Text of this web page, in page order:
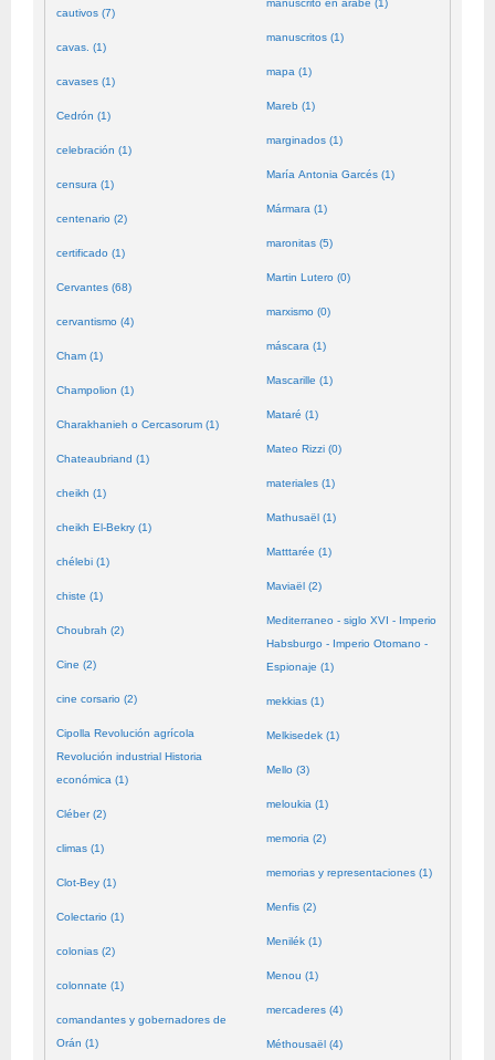
cautivos (7)
cavas. (1)
cavases (1)
Cedrón (1)
celebración (1)
censura (1)
centenario (2)
certificado (1)
Cervantes (68)
cervantismo (4)
Cham (1)
Champolion (1)
Charakhanieh o Cercasorum (1)
Chateaubriand (1)
cheikh (1)
cheikh El-Bekry (1)
chélebi (1)
chiste (1)
Choubrah (2)
Cine (2)
cine corsario (2)
Cipolla Revolución agrícola
Revolución industrial Historia
económica (1)
Cléber (2)
climas (1)
Clot-Bey (1)
Colectario (1)
colonias (2)
colonnate (1)
comandantes y gobernadores de
Orán (1)
manuscrito en árabe (1)
manuscritos (1)
mapa (1)
Mareb (1)
marginados (1)
María Antonia Garcés (1)
Mármara (1)
maronitas (5)
Martin Lutero (0)
marxismo (0)
máscara (1)
Mascarille (1)
Mataré (1)
Mateo Rizzi (0)
materiales (1)
Mathusaël (1)
Matttarée (1)
Maviaël (2)
Mediterraneo - siglo XVI - Imperio
Habsburgo - Imperio Otomano -
Espionaje (1)
mekkias (1)
Melkisedek (1)
Mello (3)
meloukia (1)
memoria (2)
memorias y representaciones (1)
Menfis (2)
Menilék (1)
Menou (1)
mercaderes (4)
Méthousaël (4)